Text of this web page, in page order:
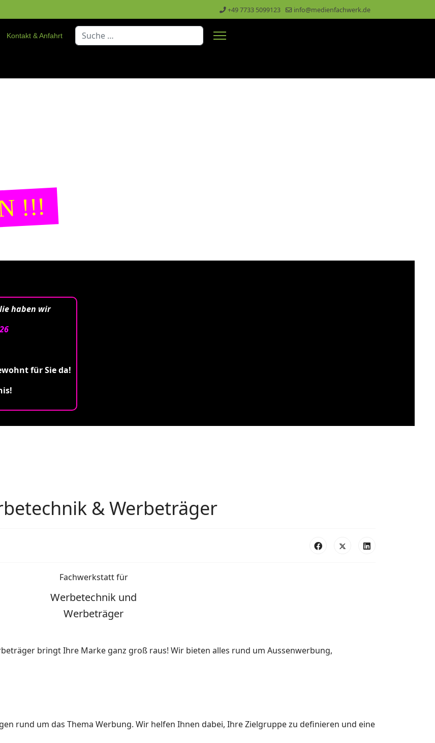
+49 7733 5099123 info@medienfachwerk.de
Kontakt & Anfahrt
Suchen
!!!
haben wir
für Sie da!
& Werbeträger
Fachwerkstatt für
Werbetechnik und
Werbeträger
bringt Ihre Marke ganz groß raus! Wir bieten alles rund um Aussenwerbung,
rund um das Thema Werbung. Wir helfen Ihnen dabei, Ihre Zielgruppe zu definieren und eine